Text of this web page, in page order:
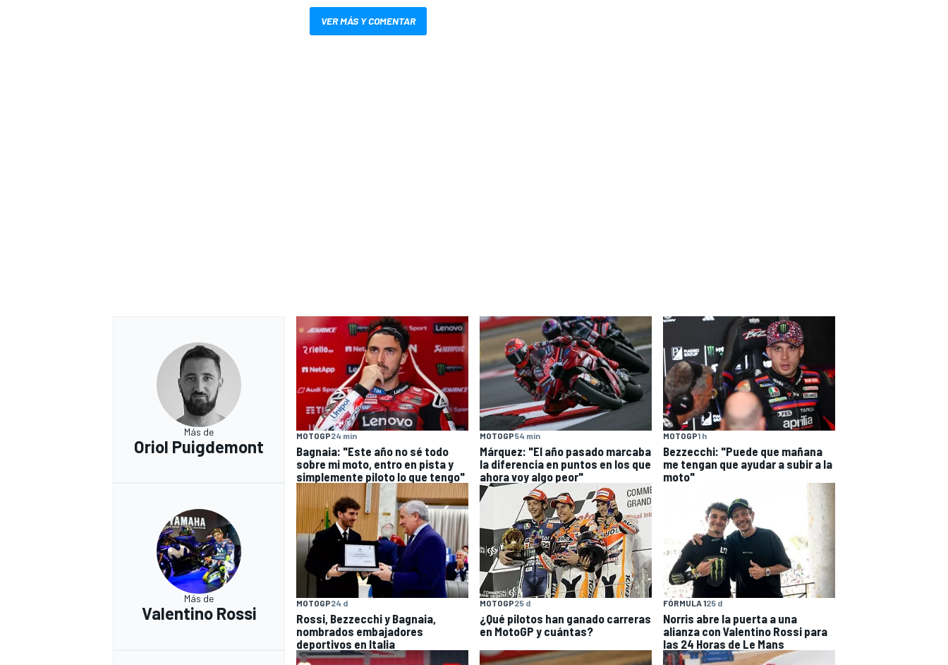
VER MÁS Y COMENTAR
Más de
Oriol Puigdemont
MOTOGP24 min
Bagnaia: "Este año no sé todo
sobre mi moto, entro en pista y
simplemente piloto lo que tengo"
MOTOGP54 min
Márquez: "El año pasado marcaba
la diferencia en puntos en los que
ahora voy algo peor"
MOTOGP1 h
Bezzecchi: "Puede que mañana
me tengan que ayudar a subir a la
moto"
Más de
Valentino Rossi
MOTOGP24 d
Rossi, Bezzecchi y Bagnaia,
nombrados embajadores
deportivos en Italia
MOTOGP25 d
¿Qué pilotos han ganado carreras
en MotoGP y cuántas?
FÓRMULA 125 d
Norris abre la puerta a una
alianza con Valentino Rossi para
las 24 Horas de Le Mans